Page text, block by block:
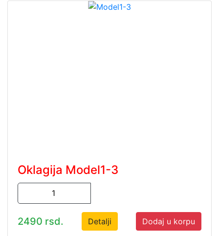
Oklagija Model1-3
2490 rsd. Detalji Dodaj u korpu